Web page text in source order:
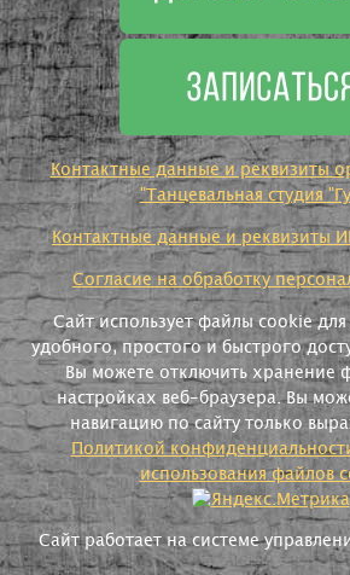
Контактные данные и реквизиты
"Танцевальная студия
Контактные данные и реквизиты
Согласие на обработку
Сайт использует файлы cookie для
удобного, простого и быстрого
Вы можете отключить хранение
настройках веб-браузера. Вы
навигацию по сайту только
Политикой
использования файлов
Сайт работает на системе